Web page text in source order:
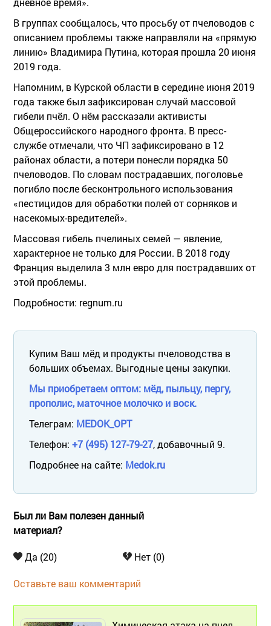
В группах сообщалось, что просьбу от пчеловодов с
описанием проблемы также направляли на «прямую
линию» Владимира Путина, которая прошла 20 июня
2019 года.
Напомним, в Курской области в середине июня 2019
года также был зафиксирован случай массовой
гибели пчёл. О нём рассказали активисты
Общероссийского народного фронта. В пресс-
службе отмечали, что ЧП зафиксировано в 12
районах области, а потери понесли порядка 50
пчеловодов. По словам пострадавших, поголовье
погибло после бесконтрольного использования
«пестицидов для обработки полей от сорняков и
насекомых-вредителей».
Массовая гибель пчелиных семей — явление,
характерное не только для России. В 2018 году
Франция выделила 3 млн евро для пострадавших от
этой проблемы.
Подробности: regnum.ru
Купим Ваш мёд и продукты пчеловодства в
больших объемах. Выгодные цены закупки.
Мы приобретаем оптом: мёд, пыльцу, пергу,
прополис, маточное молочко и воск.
Телеграм: MEDOK_OPT
Телефон: +7 (495) 127-79-27, добавочный 9.
Подробнее на сайте: Medok.ru
Был ли Вам полезен данный
материал?
Да (20) Нет (0)
Оставьте ваш комментарий